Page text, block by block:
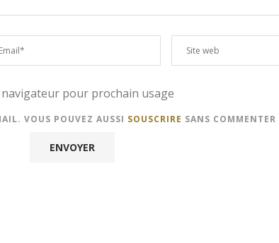
pour prochain usage
VOUS POUVEZ AUSSI SOUSCRIRE SANS COMMENTER